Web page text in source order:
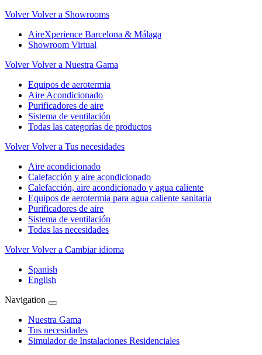
Volver Volver a Showrooms
AireXperience Barcelona & Málaga
Showroom Virtual
Volver Volver a Nuestra Gama
Equipos de aerotermia
Aire Acondicionado
Purificadores de aire
Sistema de ventilación
Todas las categorías de productos
Volver Volver a Tus necesidades
Aire acondicionado
Calefacción y aire acondicionado
Calefacción, aire acondicionado y agua caliente
Equipos de aerotermia para agua caliente sanitaria
Purificadores de aire
Sistema de ventilación
Todas las necesidades
Volver Volver a Cambiar idioma
Spanish
English
Navigation
Nuestra Gama
Tus necesidades
Simulador de Instalaciones Residenciales